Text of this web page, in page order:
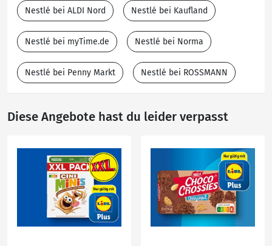
Nestlé bei ALDI Nord Nestlé bei Kaufland
Nestlé bei myTime.de Nestlé bei Norma
Nestlé bei Penny Markt Nestlé bei ROSSMANN
Diese Angebote hast du leider verpasst